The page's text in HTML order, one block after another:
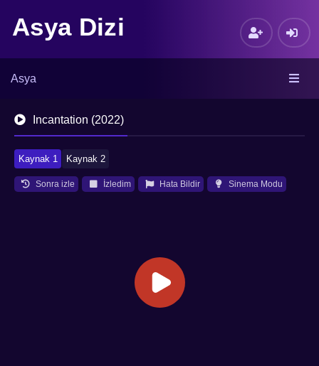
Asya Dizi
Asya
Incantation (2022)
Kaynak 1 Kaynak 2
Sonra izle İzledim Hata Bildir Sinema Modu